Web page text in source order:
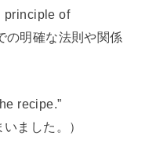
principle of
の明確な法則や関係
recipe.”
ました。）